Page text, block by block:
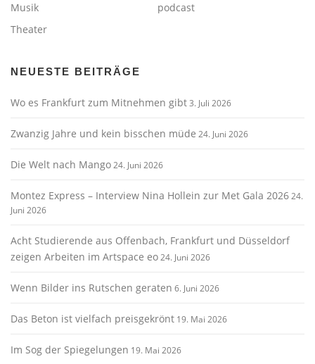
Musik
podcast
Theater
NEUESTE BEITRÄGE
Wo es Frankfurt zum Mitnehmen gibt3. Juli 2026
Zwanzig Jahre und kein bisschen müde 24. Juni 2026
Die Welt nach Mango24. Juni 2026
Montez Express – Interview Nina Hollein zur Met Gala 202624.
Juni 2026
Acht Studierende aus Offenbach, Frankfurt und Düsseldorf
zeigen Arbeiten im Artspace eo24. Juni 2026
Wenn Bilder ins Rutschen geraten 6. Juni 2026
Das Beton ist vielfach preisgekrönt 19. Mai 2026
Im Sog der Spiegelungen 19. Mai 2026